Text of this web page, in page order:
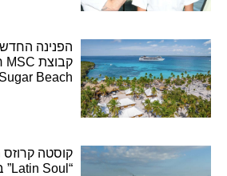
הפנינה
Sugar Beach
קוסטה
“Latin Soul” ב-Costa Fascinosa